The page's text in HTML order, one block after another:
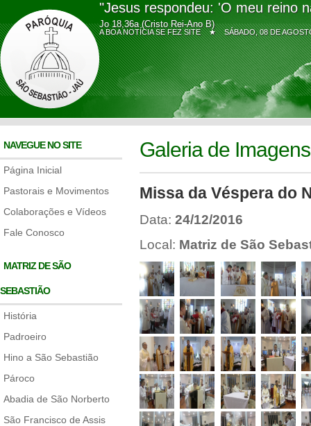
"Jesus respondeu: 'O meu reino
Jo 18,36a (Cristo Rei-Ano B)
A BOA NOTÍCIA SE FEZ SITE ★SÁBADO, 08 DE
NAVEGUE NO SITE
Página Inicial
Pastorais e Movimentos
Colaborações e Vídeos
Fale Conosco
MATRIZ DE SÃO
SEBASTIÃO
História
Padroeiro
Hino a São Sebastião
Pároco
Abadia de São Norberto
São Francisco de Assis
Galeria de Imagens
Missa da Véspera do
Data: 24/12/2016
Local: Matriz de São